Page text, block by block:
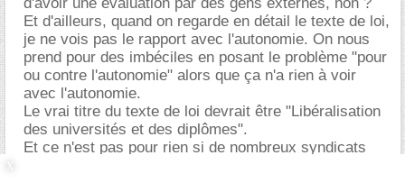
Et d'ailleurs, quand on regarde en détail le texte de loi,
je ne vois pas le rapport avec l'autonomie. On nous
prend pour des imbéciles en posant le problème "pour
ou contre l'autonomie" alors que ça n'a rien à voir
avec l'autonomie.
Le vrai titre du texte de loi devrait être "Libéralisation
des universités et des diplômes".
Et ce n'est pas pour rien si de nombreux syndicats